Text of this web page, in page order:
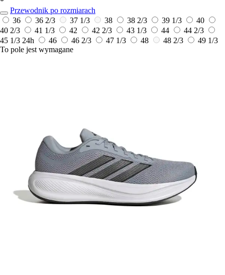
Przewodnik po rozmiarach
36
36 2/3 37 1/3 38 38 2/3 39 1/3
40
40 2/3
41 1/3 42 42 2/3 43 1/3 44
44 2/3
45 1/3 24h 46 46 2/3 47 1/3 48 48 2/3
49 1/3
To pole jest wymagane